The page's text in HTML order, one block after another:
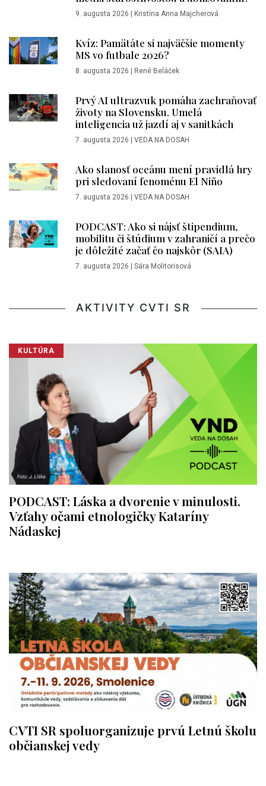
9. augusta 2026 Kristína Anna Majcherová
Kvíz: Pamätáte si najväčšie momenty
MS vo futbale 2026?
8. augusta 2026 René Beláček
Prvý AI ultrazvuk pomáha zachraňovať
životy na Slovensku. Umelá
inteligencia už jazdí aj v sanitkách
7. augusta 2026 VEDA NA DOSAH
Ako slanosť oceánu mení pravidlá hry
pri sledovaní fenoménu El Niño
7. augusta 2026 VEDA NA DOSAH
PODCAST: Ako si nájsť štipendium,
mobilitu či štúdium v zahraničí a prečo
je dôležité začať čo najskôr (SAIA)
7. augusta 2026 Sára Molitorisová
AKTIVITY CVTI SR
KULTÚRA
PODCAST: Láska a dvorenie v minulosti.
Vzťahy očami etnologičky Kataríny
Nádaskej
CVTI SR spoluorganizuje prvú Letnú školu
občianskej vedy